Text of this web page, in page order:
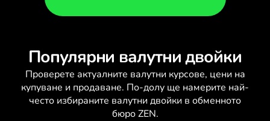
Популярни валутни двойки
Проверете актуалните валутни курсове, цени на
купуване и продаване. По-долу ще намерите най-
често избираните валутни двойки в обменното
бюро ZEN.